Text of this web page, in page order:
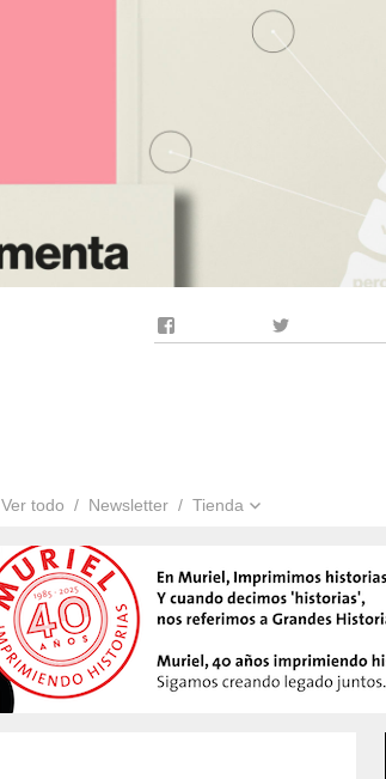
Ver todo Newsletter Tienda